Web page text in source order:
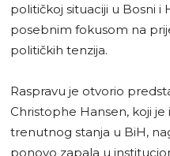
političkoj situaciji u Bosni i
posebnim fokusom na
političkih tenzija.
Raspravu je otvorio
Christophe Hansen, koji
trenutnog stanja u BiH,
ponovo zapala u